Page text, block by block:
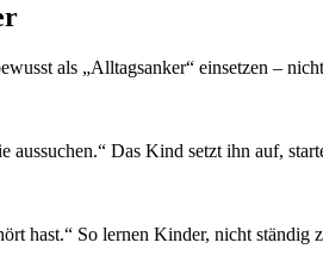
als „Alltagsanker“ einsetzen –
Das Kind setzt ihn auf,
hast.“ So lernen Kinder, nicht ständig